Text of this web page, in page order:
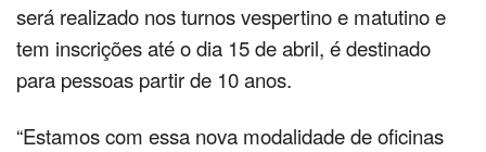
será realizado nos turnos vespertino e matutino e
tem inscrições até o dia 15 de abril, é destinado
para pessoas partir de 10 anos.
“Estamos com essa nova modalidade de oficinas